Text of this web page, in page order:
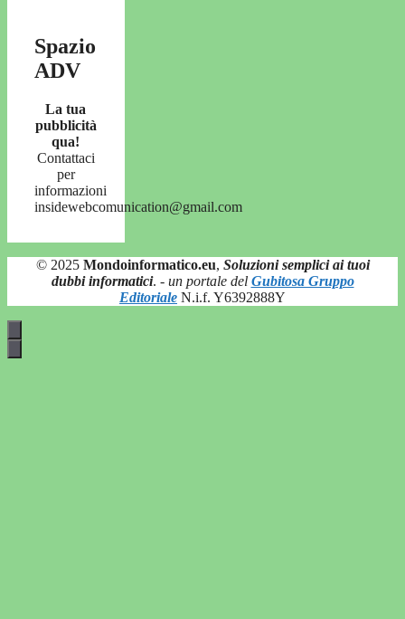
Spazio
ADV
La tua
pubblicità
qua!
Contattaci
per
informazioni
insidewebcomunication@gmail.com
© 2025 Mondoinformatico.eu, Soluzioni semplici ai tuoi
dubbi informatici. - un portale del Gubitosa Gruppo
Editoriale N.i.f. Y6392888Y